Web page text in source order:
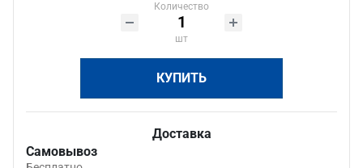
Количество
шт
КУПИТЬ
Доставка
Самовывоз